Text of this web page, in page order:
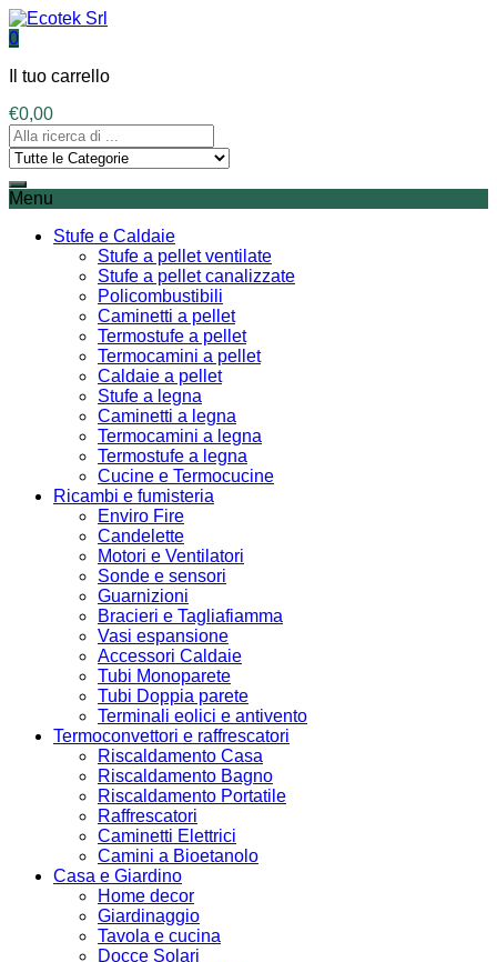
0
Il tuo carrello
€0,00
Menu
Stufe e Caldaie
Stufe a pellet ventilate
Stufe a pellet canalizzate
Policombustibili
Caminetti a pellet
Termostufe a pellet
Termocamini a pellet
Caldaie a pellet
Stufe a legna
Caminetti a legna
Termocamini a legna
Termostufe a legna
Cucine e Termocucine
Ricambi e fumisteria
Enviro Fire
Candelette
Motori e Ventilatori
Sonde e sensori
Guarnizioni
Bracieri e Tagliafiamma
Vasi espansione
Accessori Caldaie
Tubi Monoparete
Tubi Doppia parete
Terminali eolici e antivento
Termoconvettori e raffrescatori
Riscaldamento Casa
Riscaldamento Bagno
Riscaldamento Portatile
Raffrescatori
Caminetti Elettrici
Camini a Bioetanolo
Casa e Giardino
Home decor
Giardinaggio
Tavola e cucina
Docce Solari